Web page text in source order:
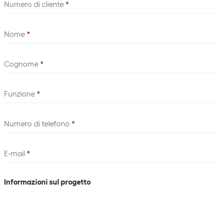
Numero di cliente *
Nome *
Cognome *
Funzione *
Numero di telefono *
E-mail *
Informazioni sul progetto